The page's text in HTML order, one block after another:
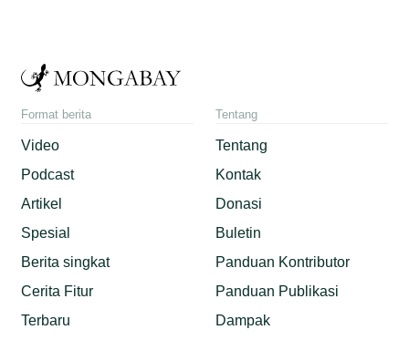
Format berita
Video
Podcast
Artikel
Spesial
Berita singkat
Cerita Fitur
Terbaru
Tentang
Tentang
Kontak
Donasi
Buletin
Panduan Kontributor
Panduan Publikasi
Dampak